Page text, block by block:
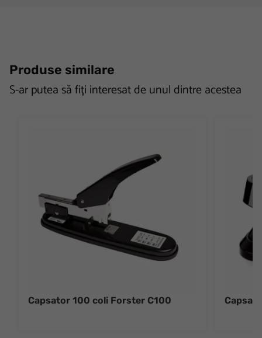
Produse similare
S-ar putea să fiți interesat de unul dintre acestea
Capsator 100 coli Forster C100